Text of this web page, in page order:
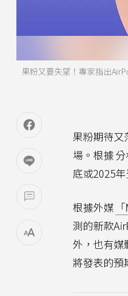
果粉又要失望！專家指出
果粉期待又
場。根據
底或2025
根據外媒
測的新款
外，也有媒
將發表的預